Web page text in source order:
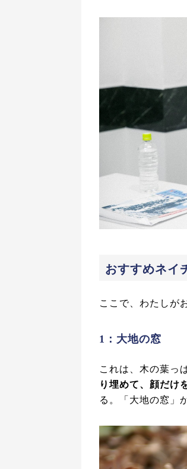
おすすめネイ
ここで、わたしが
1：大地の窓
これは、木の葉っ
り埋めて、顔だけ
る。「大地の窓」